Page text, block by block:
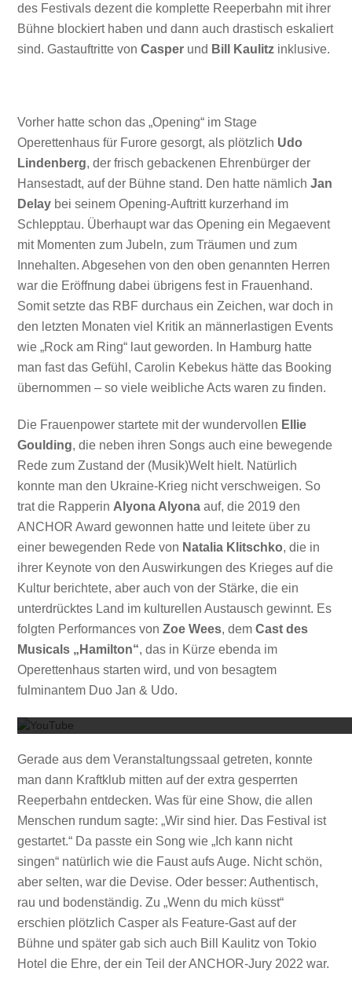
des Festivals dezent die komplette Reeperbahn mit ihrer
Bühne blockiert haben und dann auch drastisch eskaliert
sind. Gastauftritte vonCasper und Bill Kaulitz inklusive.
Vorher hatte schon das „Opening“ im Stage
Operettenhaus für Furore gesorgt, als plötzlich Udo
Lindenberg, der frisch gebackenen Ehrenbürger der
Hansestadt, auf der Bühne stand. Den hatte nämlichJan
Delay bei seinem Opening-Auftritt kurzerhand im
Schlepptau. Überhaupt war das Opening ein Megaevent
mit Momenten zum Jubeln, zum Träumen und zum
Innehalten. Abgesehen von den oben genannten Herren
war die Eröffnung dabei übrigens fest in Frauenhand.
Somit setzte das RBF durchaus ein Zeichen, war doch in
den letzten Monaten viel Kritik an männerlastigen Events
wie „Rock am Ring“ laut geworden. In Hamburg hatte
man fast das Gefühl, Carolin Kebekus hätte das Booking
übernommen – so viele weibliche Acts waren zu finden.
Die Frauenpower startete mit der wundervollen Ellie
Goulding, die neben ihren Songs auch eine bewegende
Rede zum Zustand der (Musik)Welt hielt. Natürlich
konnte man den Ukraine-Krieg nicht verschweigen. So
trat die Rapperin Alyona Alyona auf, die 2019 den
ANCHOR Award gewonnen hatte und leitete über zu
einer bewegenden Rede von Natalia Klitschko, die in
ihrer Keynote von den Auswirkungen des Krieges auf die
Kultur berichtete, aber auch von der Stärke, die ein
unterdrücktes Land im kulturellen Austausch gewinnt. Es
folgten Performances vonZoe Wees, demCast des
Musicals „Hamilton“, das in Kürze ebenda im
Operettenhaus starten wird, und von besagtem
fulminantem Duo Jan & Udo.
Gerade aus dem Veranstaltungssaal getreten, konnte
man dann Kraftklub mitten auf der extra gesperrten
Reeperbahn entdecken. Was für eine Show, die allen
Menschen rundum sagte: „Wir sind hier. Das Festival ist
gestartet.“ Da passte ein Song wie „Ich kann nicht
singen“ natürlich wie die Faust aufs Auge. Nicht schön,
aber selten, war die Devise. Oder besser: Authentisch,
rau und bodenständig. Zu „Wenn du mich küsst“
erschien plötzlich Casper als Feature-Gast auf der
Bühne und später gab sich auch Bill Kaulitz von Tokio
Hotel die Ehre, der ein Teil der ANCHOR-Jury 2022 war.